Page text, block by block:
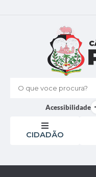
O que voce procura?
Acessibilidade
CIDADÃO